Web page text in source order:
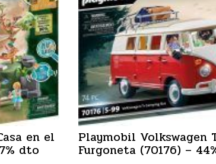
en el
dto
Playmobil Volkswagen
Furgoneta (70176) –